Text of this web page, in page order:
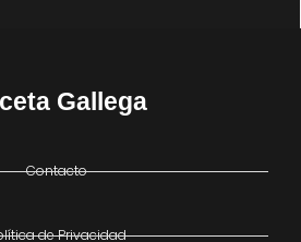
Gallega
Contacto
de Privacidad